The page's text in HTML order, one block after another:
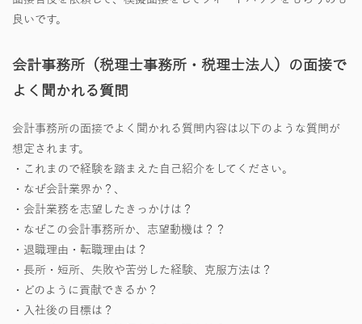
良いです。
会計事務所（税理士事務所・税理士法人）の面接で
よく聞かれる質問
会計事務所の面接でよく聞かれる質問内容は以下のような質問が
想定されます。
・これまので経験を踏まえた自己紹介をしてください。
・なぜ会計業界か？、
・会計業務を志望したきっかけは？
・なぜこの会計事務所か、志望動機は？？
・退職理由・転職理由は？
・長所・短所、失敗や苦労した経験、克服方法は？
・どのように貢献できるか？
・入社後の目標は？